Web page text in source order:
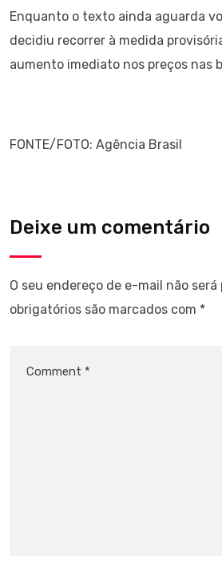
Enquanto o texto ainda aguarda
decidiu recorrer à medida
aumento imediato nos preços nas
FONTE/FOTO: Agência Brasil
Deixe um comentário
O seu endereço de e-mail não será
obrigatórios são marcados com *